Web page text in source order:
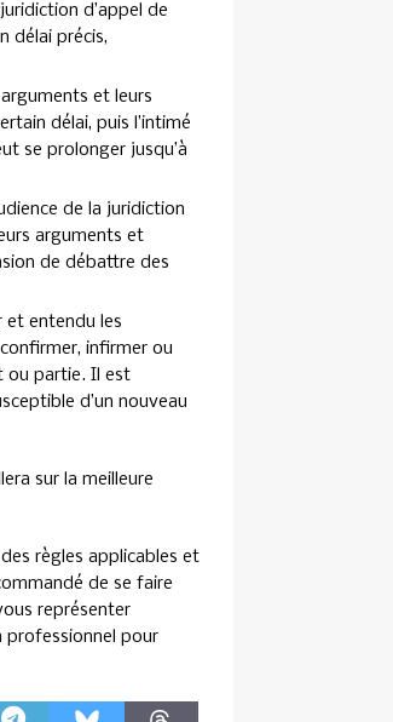
d’appel de
délai précis,
et leurs
délai, puis l’intimé
se prolonger jusqu’à
de la juridiction
arguments et
de débattre des
et entendu les
infirmer ou
ou partie. Il est
d’un nouveau
sur la meilleure
règles applicables et
de se faire
représenter
professionnel pour